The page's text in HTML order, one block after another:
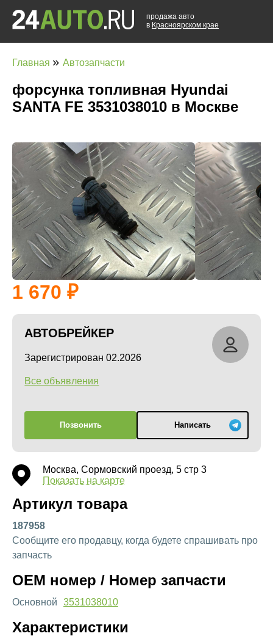
продажа авто
в Красноярском крае
Главная » Автозапчасти
форсунка топливная Hyundai
SANTA FE 3531038010 в Москве
1 670
АВТОБРЕЙКЕР
Зарегистрирован 02.2026
Все объявления
Позвонить Написать
Москва, Сормовский проезд, 5 стр 3
Показать на карте
Артикул товара
187958
Сообщите его продавцу, когда будете спрашивать про
запчасть
OEM номер / Номер запчасти
Основной 3531038010
Характеристики